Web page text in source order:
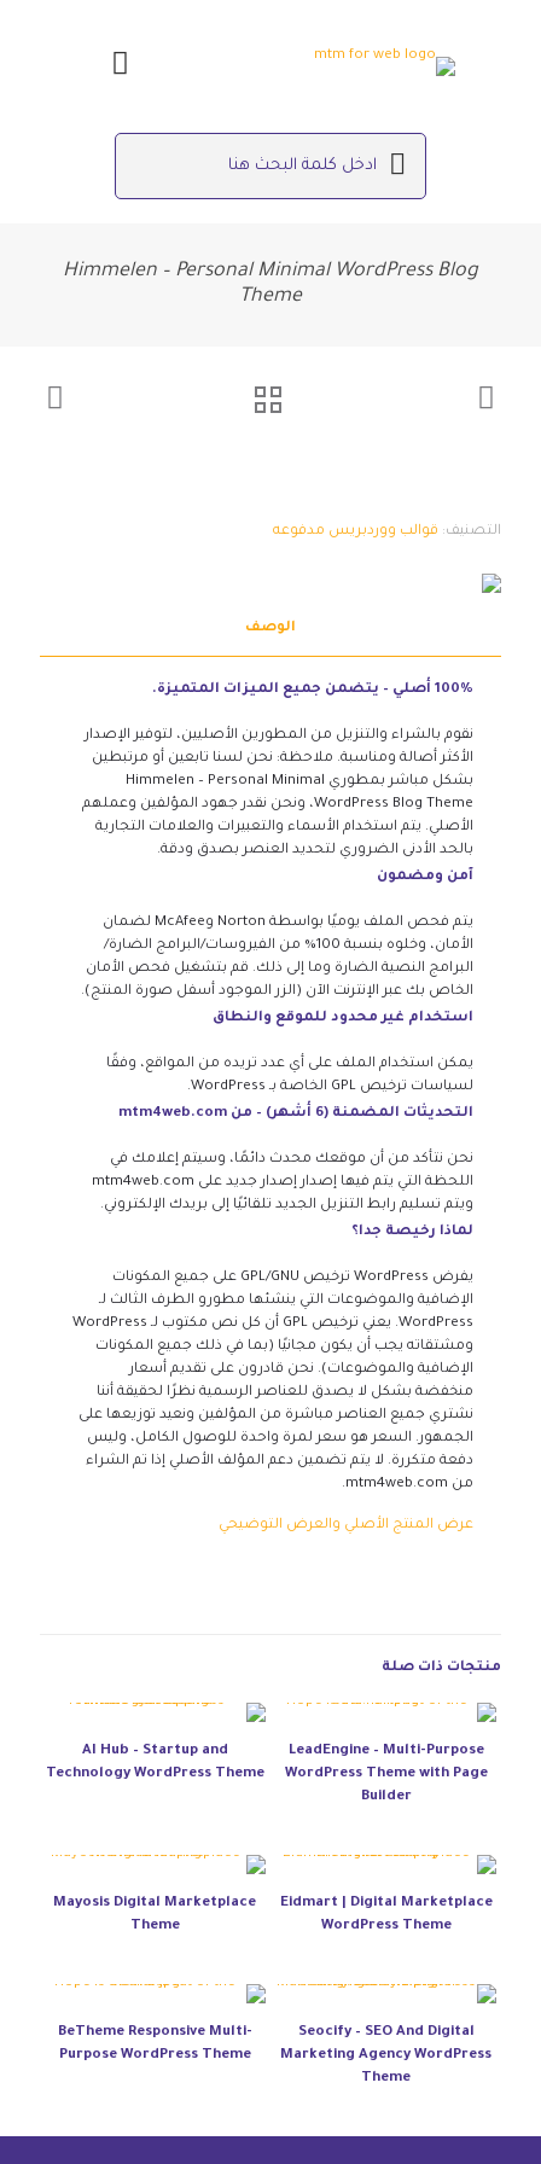
Himmelen – Personal Minimal WordPress Blog
Theme
التصنيف: قوالب ووردبريس مدفوعه
الوصف
100% أصلي – يتضمن جميع الميزات المتميزة.
نقوم بالشراء والتنزيل من المطورين الأصليين، لتوفير الإصدار
الأكثر أصالة ومناسبة. ملاحظة: نحن لسنا تابعين أو مرتبطين
بشكل مباشر بمطوري Himmelen – Personal Minimal
WordPress Blog Theme، ونحن نقدر جهود المؤلفين وعملهم
الأصلي. يتم استخدام الأسماء والتعبيرات والعلامات التجارية
بالحد الأدنى الضروري لتحديد العنصر بصدق ودقة.
آمن ومضمون
يتم فحص الملف يوميًا بواسطة Norton وMcAfee لضمان
الأمان، وخلوه بنسبة 100% من الفيروسات/البرامج الضارة/
البرامج النصية الضارة وما إلى ذلك. قم بتشغيل فحص الأمان
الخاص بك عبر الإنترنت الآن (الزر الموجود أسفل صورة المنتج).
استخدام غير محدود للموقع والنطاق
يمكن استخدام الملف على أي عدد تريده من المواقع، وفقًا
لسياسات ترخيص GPL الخاصة بـ WordPress.
التحديثات المضمنة (6 أشهر) – من mtm4web.com
نحن نتأكد من أن موقعك محدث دائمًا، وسيتم إعلامك في
اللحظة التي يتم فيها إصدار إصدار جديد على mtm4web.com
ويتم تسليم رابط التنزيل الجديد تلقائيًا إلى بريدك الإلكتروني.
لماذا رخيصة جدا؟
يفرض WordPress ترخيص GPL/GNU على جميع المكونات
الإضافية والموضوعات التي ينشئها مطورو الطرف الثالث لـ
WordPress. يعني ترخيص GPL أن كل نص مكتوب لـ WordPress
ومشتقاته يجب أن يكون مجانيًا (بما في ذلك جميع المكونات
الإضافية والموضوعات). نحن قادرون على تقديم أسعار
منخفضة بشكل لا يصدق للعناصر الرسمية نظرًا لحقيقة أننا
نشتري جميع العناصر مباشرة من المؤلفين ونعيد توزيعها على
الجمهور. السعر هو سعر لمرة واحدة للوصول الكامل، وليس
دفعة متكررة. لا يتم تضمين دعم المؤلف الأصلي إذا تم الشراء
من mtm4web.com.
عرض المنتج الأصلي والعرض التوضيحي
منتجات ذات صلة
LeadEngine – Multi-Purpose
WordPress Theme with Page
Builder
AI Hub – Startup and
Technology WordPress Theme
Eidmart | Digital Marketplace
WordPress Theme
Mayosis Digital Marketplace
Theme
Seocify – SEO And Digital
Marketing Agency WordPress
Theme
BeTheme Responsive Multi-
Purpose WordPress Theme